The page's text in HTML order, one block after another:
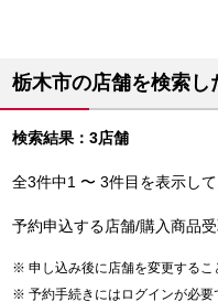
栃木市の店舗を検索
検索結果：3店舗
全3件中1 〜 3件目を表示し
予約申込する店舗/購入商品
申し込み後に店舗を変更するこ
予約手続きにはログインが必要